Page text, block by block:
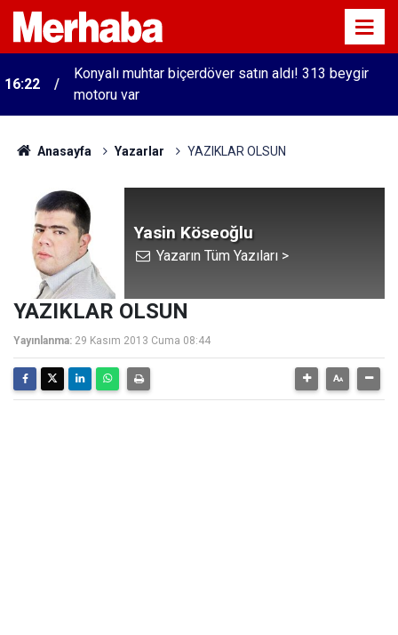
16:22
Konyalı muhtar biçerdöver satın aldı! 313 beygir
motoru var
Anasayfa Yazarlar YAZIKLAR OLSUN
Yasin Köseoğlu
Yazarın Tüm Yazıları >
YAZIKLAR OLSUN
Yayınlanma: 29 Kasım 2013 Cuma 08:44